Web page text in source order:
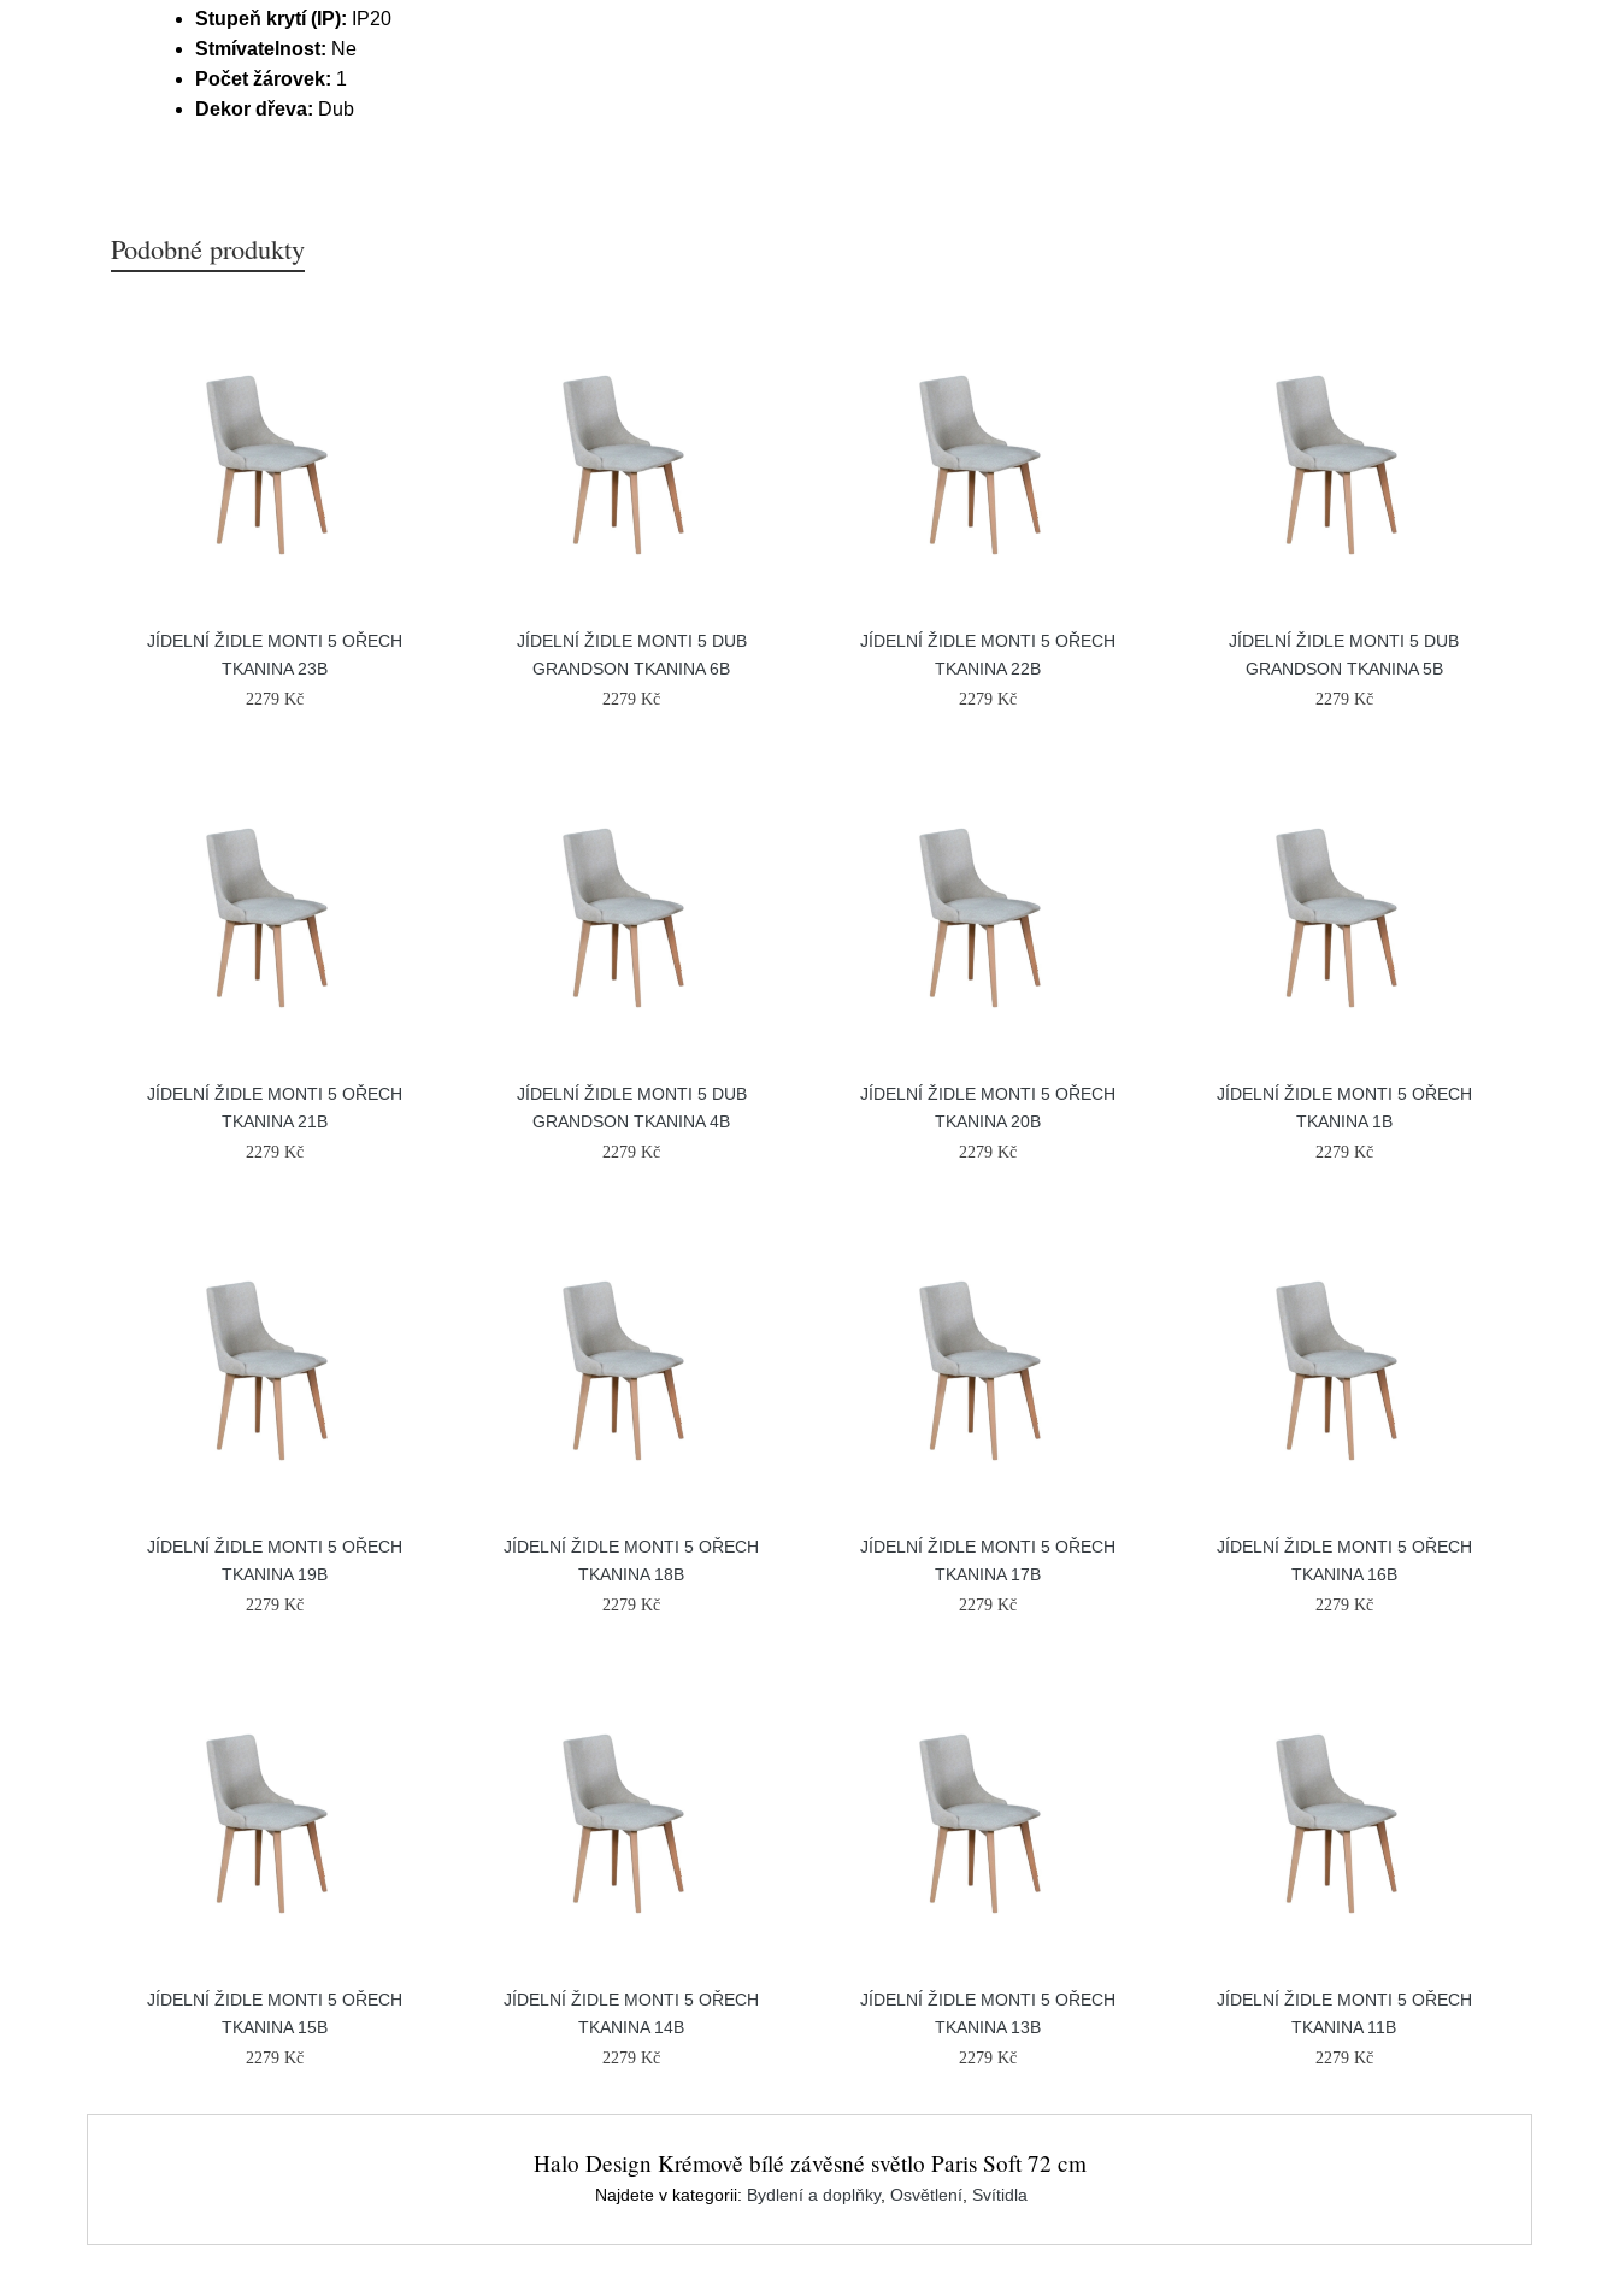
Stupeň krytí (IP):
IP20
Stmívatelnost: Ne
Počet žárovek: 1
Dekor dřeva: Dub
Podobné produkty
JÍDELNÍ ŽIDLE MONTI 5 OŘECH
TKANINA 23B
2279 Kč
JÍDELNÍ ŽIDLE MONTI 5 DUB
GRANDSON TKANINA 6B
2279 Kč
JÍDELNÍ ŽIDLE MONTI 5 OŘECH
TKANINA 22B
2279 Kč
JÍDELNÍ ŽIDLE MONTI 5 DUB
GRANDSON TKANINA 5B
2279 Kč
JÍDELNÍ ŽIDLE MONTI 5 OŘECH
TKANINA 21B
2279 Kč
JÍDELNÍ ŽIDLE MONTI 5 DUB
GRANDSON TKANINA 4B
2279 Kč
JÍDELNÍ ŽIDLE MONTI 5 OŘECH
TKANINA 20B
2279 Kč
JÍDELNÍ ŽIDLE MONTI 5 OŘECH
TKANINA 1B
2279 Kč
JÍDELNÍ ŽIDLE MONTI 5 OŘECH
TKANINA 19B
2279 Kč
JÍDELNÍ ŽIDLE MONTI 5 OŘECH
TKANINA 18B
2279 Kč
JÍDELNÍ ŽIDLE MONTI 5 OŘECH
TKANINA 17B
2279 Kč
JÍDELNÍ ŽIDLE MONTI 5 OŘECH
TKANINA 16B
2279 Kč
JÍDELNÍ ŽIDLE MONTI 5 OŘECH
TKANINA 15B
2279 Kč
JÍDELNÍ ŽIDLE MONTI 5 OŘECH
TKANINA 14B
2279 Kč
JÍDELNÍ ŽIDLE MONTI 5 OŘECH
TKANINA 13B
2279 Kč
JÍDELNÍ ŽIDLE MONTI 5 OŘECH
TKANINA 11B
2279 Kč
Halo Design Krémově bílé závěsné světlo Paris Soft 72 cm
Najdete v kategorii: Bydlení a doplňky, Osvětlení, Svítidla